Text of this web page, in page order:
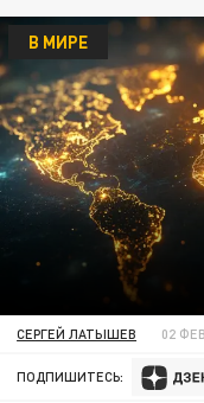
В МИРЕ
СЕРГЕЙ ЛАТЫШЕВ 02
ПОДПИШИТЕСЬ: